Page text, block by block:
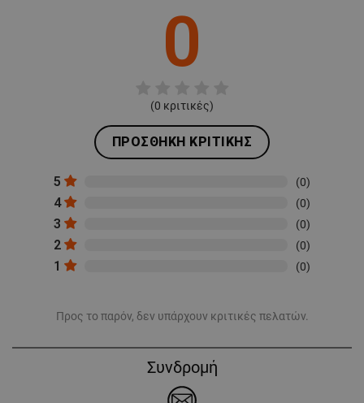
0
(0 κριτικές)
ΠΡΟΣΘΉΚΗ ΚΡΙΤΙΚΉΣ
5 (0)
4 (0)
3 (0)
2 (0)
1 (0)
Προς το παρόν, δεν υπάρχουν κριτικές πελατών.
Συνδρομή